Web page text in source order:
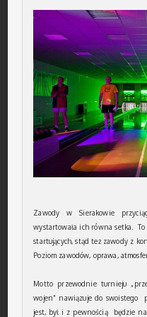
Zawody w Sierakowie
wystartowała ich równa setka.
startujących, stąd też zawody z
Poziom zawodów, oprawa,
Motto przewodnie turnieju
wojen” nawiązuje do swoistego
jest, był i z pewnością będzie